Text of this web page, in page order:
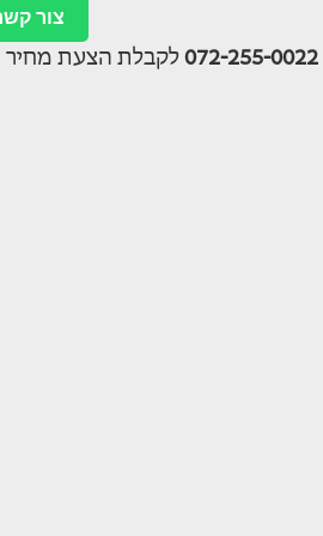
צור
072-255-0022לקבלת הצעת מחיר